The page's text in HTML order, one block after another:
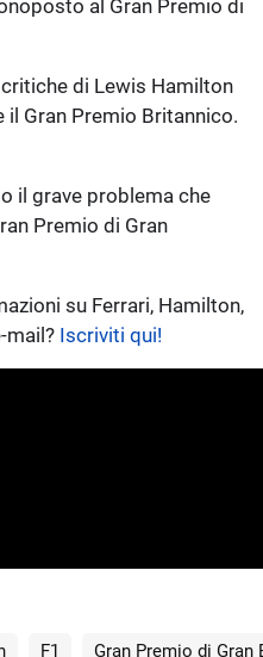
al Gran Premio di
di Lewis Hamilton
Gran Premio Britannico.
il grave problema che
Premio di Gran
su Ferrari, Hamilton,
mail? Iscriviti qui!
F1 Gran Premio di Gran